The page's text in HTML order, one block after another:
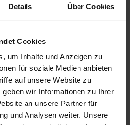
Details Über Cookies
Cookies
um Inhalte und Anzeigen zu
für soziale Medien anbieten
auf unsere Website zu
wir Informationen zu Ihrer
an unsere Partner für
und Analysen weiter. Unsere
– 1
open-Funktion
geräumigen Schubladen
Kleidung oder andere